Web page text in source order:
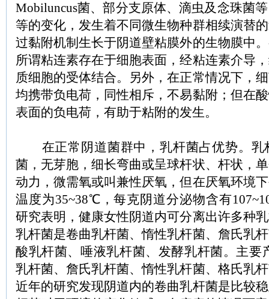
Mobiluncus菌、部分支原体、滴虫及念珠菌
等的变化，发生着不同微生物种群相续演替
过黏附机制生长于阴道壁粘膜外的生物膜中
所谓粘连素存在于细胞表面，经粘连素介导
质细胞的受体结合。另外，在正常情况下，
均携带负电荷，同性相斥，不易黏附；但在
表面的负电荷，有助于粘附的发生。
在正常阴道菌群中，乳杆菌占优势。乳
菌，无芽胞，细长弯曲或呈球杆状、杆状，
动力，微需氧或叫兼性厌氧，但在厌氧环境
温度为35~38℃，每克阴道分泌物含有
研究表明，健康女性阴道内可分离出许多种
乳杆菌是卷曲乳杆菌、惰性乳杆菌、詹氏乳
酸乳杆菌、唾液乳杆菌、发酵乳杆菌。主要
乳杆菌、詹氏乳杆菌、惰性乳杆菌、格氏乳
近年的研究发现阴道内的卷曲乳杆菌是比较